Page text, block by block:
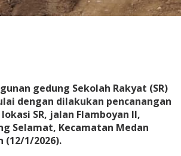
gedung Sekolah Rakyat (SR)
dengan dilakukan pencanangan
SR, jalan Flamboyan II,
Selamat, Kecamatan Medan
(12/1/2026).